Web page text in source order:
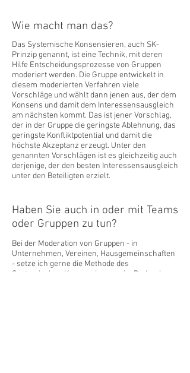
Wie macht man das?
Das Systemische Konsensieren, auch SK-
Prinzip genannt, ist eine Technik, mit deren
Hilfe Entscheidungsprozesse von Gruppen
moderiert werden. Die Gruppe entwickelt in
diesem moderierten Verfahren viele
Vorschläge und wählt dann jenen aus, der dem
Konsens und damit dem Interessensausgleich
am nächsten kommt. Das ist jener Vorschlag,
der in der Gruppe die geringste Ablehnung, das
geringste Konfliktpotential und damit die
höchste Akzeptanz erzeugt. Unter den
genannten Vorschlägen ist es gleichzeitig auch
derjenige, der den besten Interessensausgleich
unter den Beteiligten erzielt.
Haben Sie auch in oder mit Teams
oder Gruppen zu tun?
Bei der Moderation von Gruppen - in
Unternehmen, Vereinen, Hausgemeinschaften
- setze ich gerne die Methode des
Systemischen Konsensierens ein. Dadurch